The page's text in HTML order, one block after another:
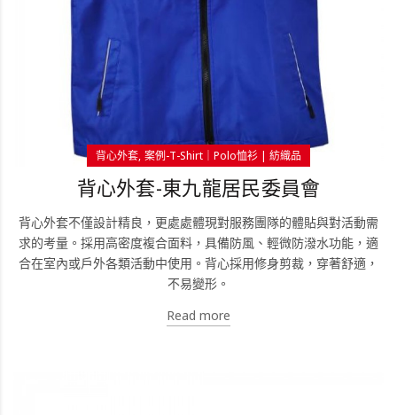
背心外套 案例-T-Shirt｜Polo恤衫 | 紡織品
背心外套-東九龍居民委員會
背心外套不僅設計精良，更處處體現對服務團隊的體貼與對活動需
求的考量。採用高密度複合面料，具備防風、輕微防潑水功能，適
合在室內或戶外各類活動中使用。背心採用修身剪裁，穿著舒適，
不易變形。
Read more